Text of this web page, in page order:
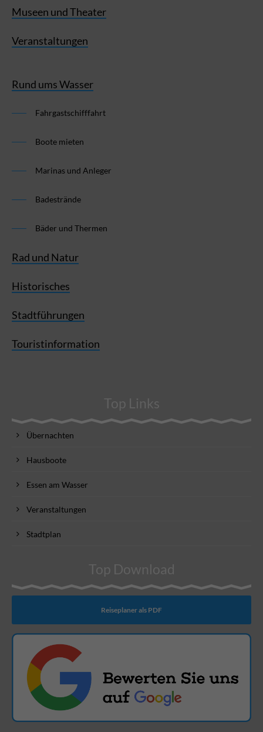
Museen und Theater
Veranstaltungen
Rund ums Wasser
Fahrgastschifffahrt
Boote mieten
Marinas und Anleger
Badestrände
Bäder und Thermen
Rad und Natur
Historisches
Stadtführungen
Touristinformation
Top Links
Übernachten
Hausboote
Essen am Wasser
Veranstaltungen
Stadtplan
Top Download
Reiseplaner als PDF